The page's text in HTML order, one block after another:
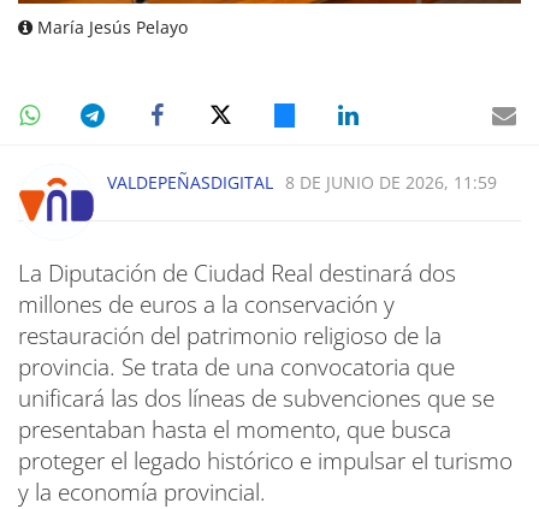
María Jesús Pelayo
VALDEPEÑASDIGITAL 8 DE JUNIO DE 2026, 11:59
La Diputación de Ciudad Real destinará dos
millones de euros a la conservación y
restauración del patrimonio religioso de la
provincia. Se trata de una convocatoria que
unificará las dos líneas de subvenciones que se
presentaban hasta el momento, que busca
proteger el legado histórico e impulsar el turismo
y la economía provincial.